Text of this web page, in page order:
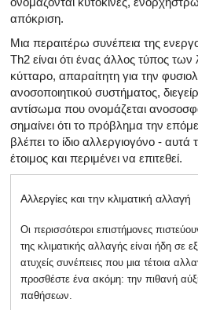
απόκριση.
Μια περαιτέρω συνέπεια της
Th2 είναι ότι ένας άλλος τύπος
κύτταρο, απαραίτητη για την
ανοσοποιητικού συστήματος,
αντίσωμα που ονομάζεται
σημαίνει ότι το πρόβλημα την
βλέπει το ίδιο αλλεργιογόνο - αυτά
έτοιμος και περιμένει να επιτεθεί.
Αλλεργίες και την κλιματική αλλαγή
Οι περισσότεροι επιστήμονες
της κλιματικής αλλαγής είναι ήδη σε
ατυχείς συνέπειες που μια τέτοια
προσθέστε ένα ακόμη: την πιθανή
παθήσεων.